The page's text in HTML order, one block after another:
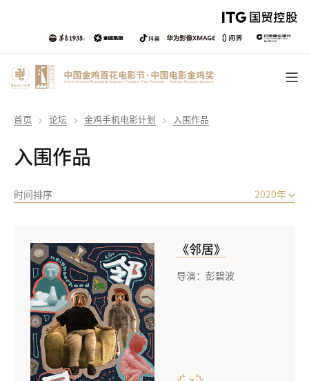
首页 论坛 金鸡手机电影计划 入围作品
入围作品
时间排序 2020年
《邻居》
导演：彭碧波